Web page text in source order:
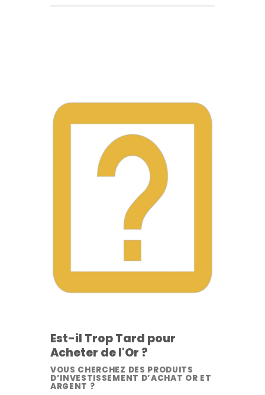
Est-il Trop Tard pour
Acheter de l'Or ?
VOUS CHERCHEZ DES PRODUITS
D’INVESTISSEMENT D’ACHAT OR ET
ARGENT ?